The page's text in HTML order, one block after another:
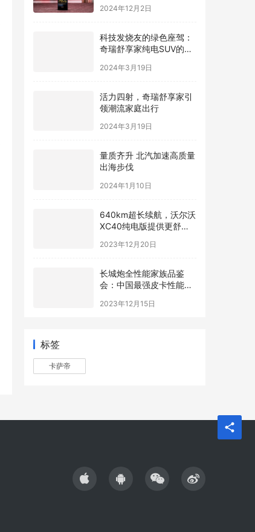
牌
2024年12月2日
科技发烧友的绿色座驾：
奇瑞舒享家纯电SUV的智
2024年3月19日
活力四射，奇瑞舒享家引
领潮流家庭出行
2024年3月19日
量质齐升 北汽加速高质量
出海步伐
2024年1月10日
640km超长续航，沃尔沃
XC40纯电版提供更舒适
驾驶体验
2023年12月20日
长城炮全性能家族品鉴
会：中国最强皮卡性能战
队实至名归
2023年12月15日
标签
卡萨帝